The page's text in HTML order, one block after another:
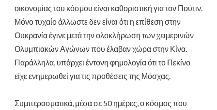
οικονομίας του κόσμου είναι καθοριστική για τον Πούτιν.
Μόνο τυχαίο άλλωστε δεν είναι ότι η επίθεση στην
Ουκρανία έγινε μετά την ολοκλήρωση των χειμερινών
Ολυμπιακών Αγώνων που έλαβαν χώρα στην Κίνα.
Παράλληλα, υπάρχει έντονη φημολογία ότι το Πεκίνο
είχε ενημερωθεί για τις προθέσεις της Μόσχας.
Συμπερασματικά, μέσα σε 50 ημέρες, ο κόσμος που